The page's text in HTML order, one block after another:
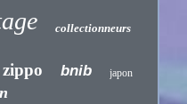
collectionneurs
zippo bnib japon